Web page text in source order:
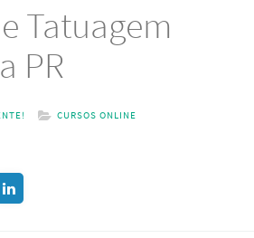
Tatuagem
PR
CURSOS ONLINE